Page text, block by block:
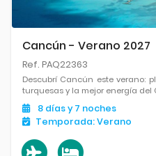
Cancún - Verano 2027
Ref. PAQ22363
Descubrí Cancún este verano:
turquesas y la mejor energía del
8 díasy 7 noches
Temporada:Verano